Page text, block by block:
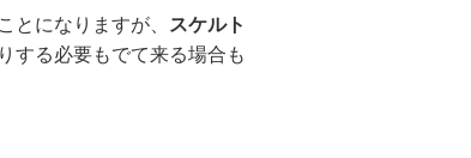
とになりますが、
スケルト
する必要もでて来る場合も